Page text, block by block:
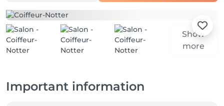
Show
more
Important information